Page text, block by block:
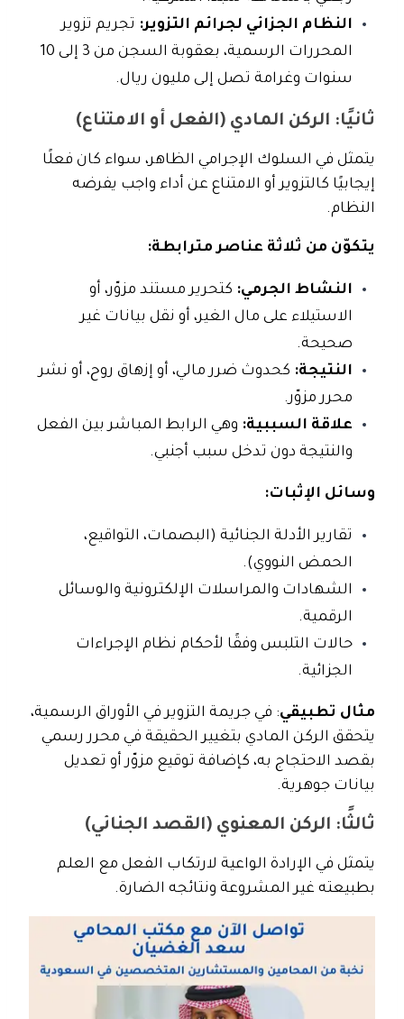
النظام الجزائي لجرائم التزوير: تجريم تزوير
المحررات الرسمية، بعقوبة السجن من 3 إلى 10
سنوات وغرامة تصل إلى مليون ريال.
ثانيًا: الركن المادي (الفعل أو الامتناع)
يتمثل في السلوك الإجرامي الظاهر، سواء كان فعلًا
إيجابيًا كالتزوير أو الامتناع عن أداء واجب يفرضه
النظام.
يتكوّن من ثلاثة عناصر مترابطة:
النشاط الجرمي: كتحرير مستند مزوّر، أو
الاستيلاء على مال الغير، أو نقل بيانات غير
صحيحة.
النتيجة: كحدوث ضرر مالي، أو إزهاق روح، أو نشر
محرر مزوّر.
علاقة السببية: وهي الرابط المباشر بين الفعل
والنتيجة دون تدخل سبب أجنبي.
وسائل الإثبات:
تقارير الأدلة الجنائية (البصمات، التواقيع،
الحمض النووي).
الشهادات والمراسلات الإلكترونية والوسائل
الرقمية.
حالات التلبس وفقًا لأحكام نظام الإجراءات
الجزائية.
مثال تطبيقي: في جريمة التزوير في الأوراق الرسمية،
يتحقق الركن المادي بتغيير الحقيقة في محرر رسمي
بقصد الاحتجاج به، كإضافة توقيع مزوّر أو تعديل
بيانات جوهرية.
ثالثًا: الركن المعنوي (القصد الجنائي)
يتمثل في الإرادة الواعية لارتكاب الفعل مع العلم
بطبيعته غير المشروعة ونتائجه الضارة.